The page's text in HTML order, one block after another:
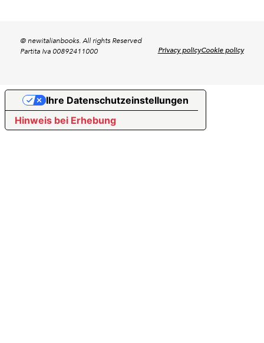
© newitalianbooks. All rights Reserved
Partita Iva 00892411000
Privacy policyCookie policy
Hinweis bei Erhebung
Ihre Datenschutzeinstellungen